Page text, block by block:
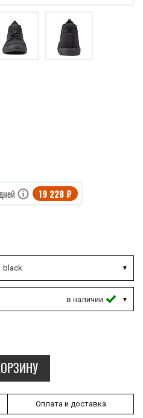
19 228 ₽
black
Оплата и доставка